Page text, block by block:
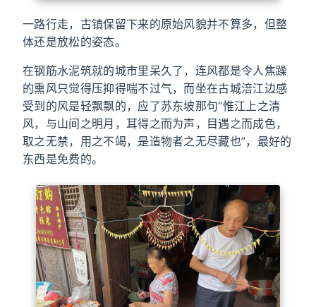
一路行走，古镇保留下来的原始风貌并不算多，但整
体还是放松的姿态。
在钢筋水泥筑就的城市里呆久了，连风都是令人焦躁
的熏风只觉得压抑得喘不过气，而坐在古城涪江边感
受到的风是轻飘飘的，应了苏东坡那句“惟江上之清
风，与山间之明月，耳得之而为声，目遇之而成色，
取之无禁，用之不竭，是造物者之无尽藏也”，最好的
东西是免费的。